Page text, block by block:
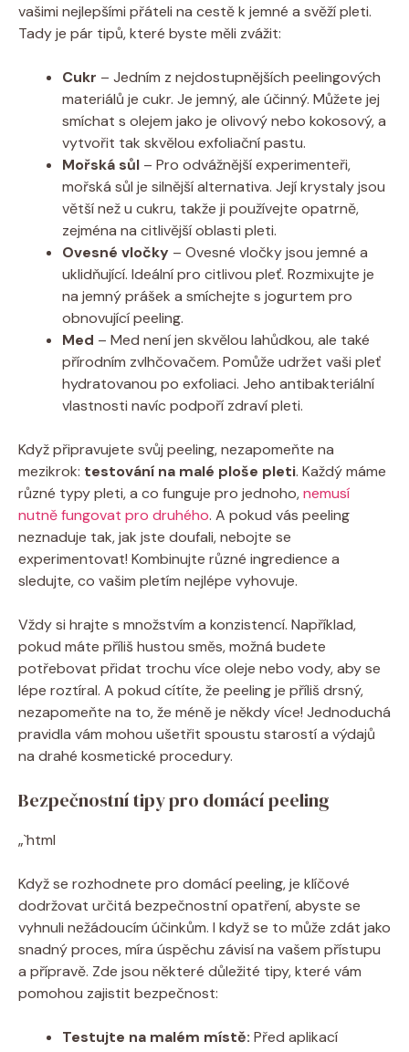
vašimi nejlepšími přáteli na cestě k jemné a svěží pleti.
Tady je pár tipů, které byste měli zvážit:
Cukr – Jedním z nejdostupnějších peelingových
materiálů je cukr. Je jemný, ale účinný. Můžete jej
smíchat s olejem jako je olivový nebo kokosový, a
vytvořit tak skvělou exfoliační pastu.
Mořská sůl – Pro odvážnější experimenteři,
mořská sůl je silnější alternativa. Její krystaly jsou
větší než u cukru, takže ji používejte opatrně,
zejména na citlivější oblasti pleti.
Ovesné vločky – Ovesné vločky jsou jemné a
uklidňující. Ideální pro citlivou pleť. Rozmixujte je
na jemný prášek a smíchejte s jogurtem pro
obnovující peeling.
Med – Med není jen skvělou lahůdkou, ale také
přírodním zvlhčovačem. Pomůže udržet vaši pleť
hydratovanou po exfoliaci. Jeho antibakteriální
vlastnosti navíc podpoří zdraví pleti.
Když připravujete svůj peeling, nezapomeňte na
mezikrok: testování na malé ploše pleti. Každý máme
různé typy pleti, a co funguje pro jednoho,nemusí
nutně fungovat pro druhého. A pokud vás peeling
neznaduje tak, jak jste doufali, nebojte se
experimentovat! Kombinujte různé ingredience a
sledujte, co vašim pletím nejlépe vyhovuje.
Vždy si hrajte s množstvím a konzistencí. Například,
pokud máte příliš hustou směs, možná budete
potřebovat přidat trochu více oleje nebo vody, aby se
lépe roztíral. A pokud cítíte, že peeling je příliš drsný,
nezapomeňte na to, že méně je někdy více! Jednoduchá
pravidla vám mohou ušetřit spoustu starostí a výdajů
na drahé kosmetické procedury.
Bezpečnostní tipy pro domácí peeling
„`html
Když se rozhodnete pro domácí peeling, je klíčové
dodržovat určitá bezpečnostní opatření, abyste se
vyhnuli nežádoucím účinkům. I když se to může zdát jako
snadný proces, míra úspěchu závisí na vašem přístupu
a přípravě. Zde jsou některé důležité tipy, které vám
pomohou zajistit bezpečnost:
Testujte na malém místě: Před aplikací